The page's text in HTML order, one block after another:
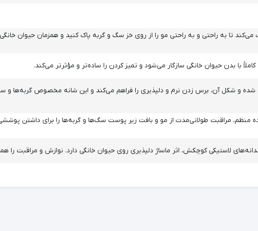
تا به راحتی و به راحتی مو را از روی خز سگ و گربه پاک کنید و همزمان حیوان خانگی
با بدن حیوان خانگی سازگار می‌شود و تمیز کردن را ساده‌تر و مؤثرتر می‌کند.
و شکل آن، برس زدن نرم و دلپذیری را فراهم می‌کند و این شانه مخصوص گربه‌ها و
مراقبت طولانی‌مدت از مو و بافت زیر پوست سگ‌ها و گربه‌ها را برای داشتن پوششی
لاستیکی کوچکش، اثر ماساژ دلپذیری روی حیوان خانگی دارد. نوازش و مراقبت را